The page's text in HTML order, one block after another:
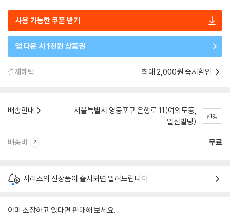
사용 가능한 쿠폰 받기
앱 다운 시 1천원 상품권
결제혜택 최대 2,000원 즉시할인
배송안내
서울특별시 영등포구 은행로 11(여의도동,
일신빌딩)
변경
배송비 무료
시리즈의 신상품이 출시되면 알려드립니다.
이미 소장하고 있다면 판매해 보세요.